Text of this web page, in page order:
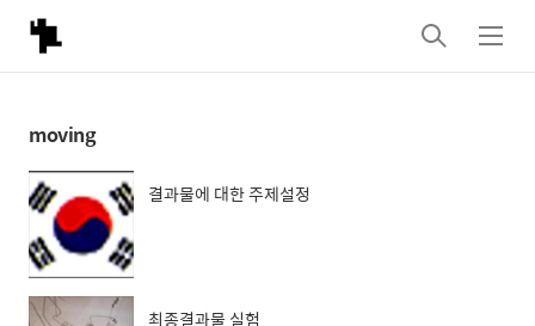
검
색
메
뉴
moving
결과물에 대한 주제설정
최종결과물 실험